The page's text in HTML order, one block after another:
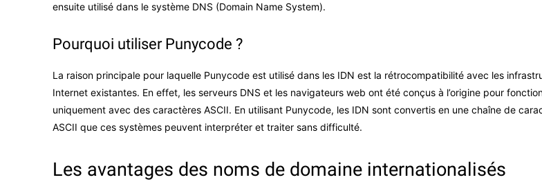
ensuite utilisé dans le système DNS (Domain Name System).
Pourquoi utiliser Punycode ?
La raison principale pour laquelle Punycode est utilisé dans les IDN est la rétrocompatibilité avec les
Internet existantes. En effet, les serveurs DNS et les navigateurs web ont été conçus à l’origine pour
uniquement avec des caractères ASCII. En utilisant Punycode, les IDN sont convertis en une chaîne de
ASCII que ces systèmes peuvent interpréter et traiter sans difficulté.
Les avantages des noms de domaine internationalisés